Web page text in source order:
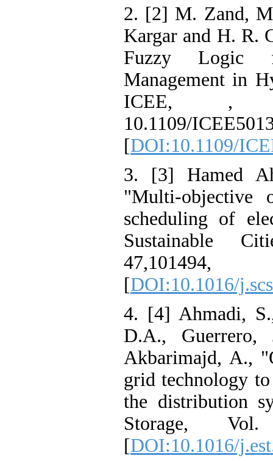
2. [2] M.
Kargar and H.
Fuzzy
Management
ICEE,
10.1109/
[DOI:10.1109/
3. [3] Hamed
"Multi-
scheduling of
[DOI:10.1016/
4. [4]
D.A.,
Akbarimajd,
grid
the
Storage,
[DOI:10.1016/